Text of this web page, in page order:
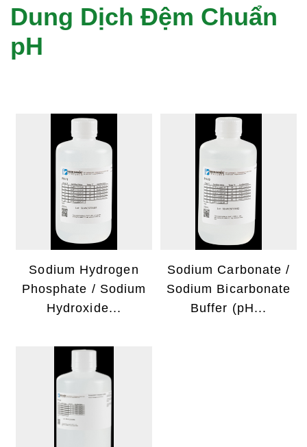
Dung Dịch Đệm Chuẩn
pH
Sodium Hydrogen
Phosphate / Sodium
Hydroxide...
Sodium Carbonate /
Sodium Bicarbonate
Buffer (pH...